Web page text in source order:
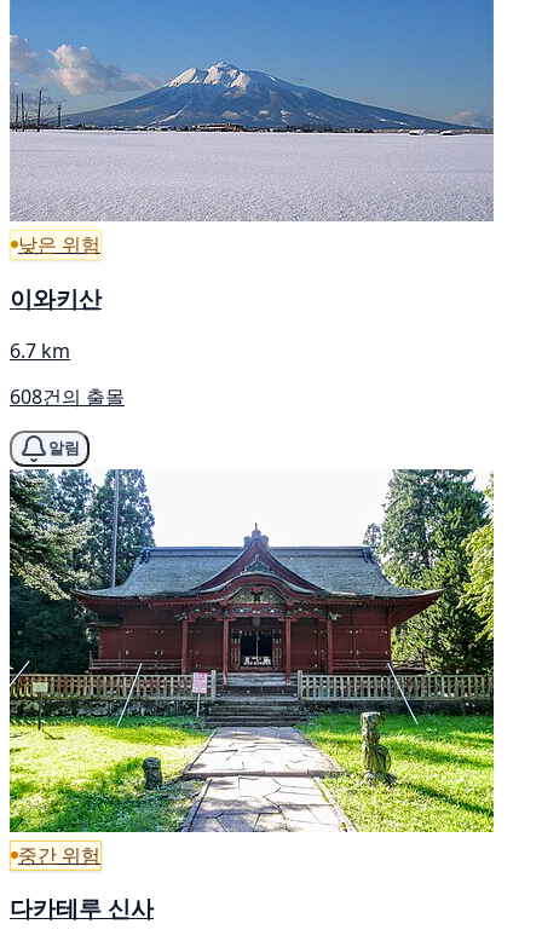
낮은 위험
이와키산
6.7 km
608건의 출몰
알림
중간 위험
다카테루 신사